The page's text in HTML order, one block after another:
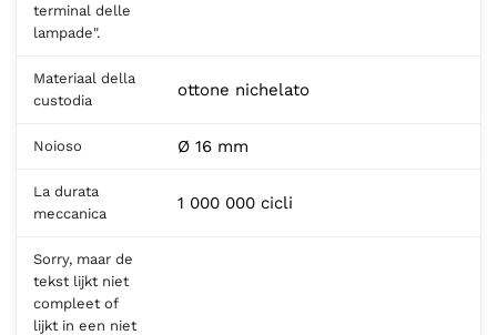
terminal delle
lampade".
Materiaal della
custodia
ottone nichelato
Noioso Ø 16 mm
La durata
meccanica
1 000 000 cicli
Sorry, maar de
tekst lijkt niet
compleet of
lijkt in een niet